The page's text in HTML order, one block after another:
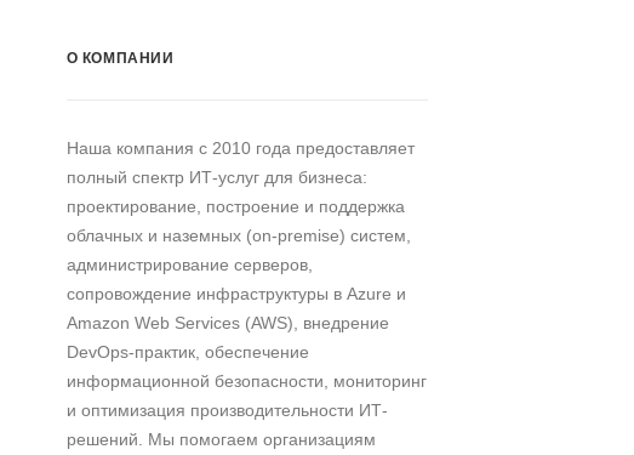
О КОМПАНИИ
Наша компания c 2010 года предоставляет
полный спектр ИТ-услуг для бизнеса:
проектирование, построение и поддержка
облачных и наземных (on-premise) систем,
администрирование серверов,
сопровождение инфраструктуры в Azure и
Amazon Web Services (AWS), внедрение
DevOps-практик, обеспечение
информационной безопасности, мониторинг
и оптимизация производительности ИТ-
решений. Мы помогаем организациям